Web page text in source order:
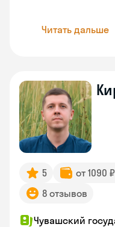
Читать дальше
5 от 1090
8 отзывов
Чувашский